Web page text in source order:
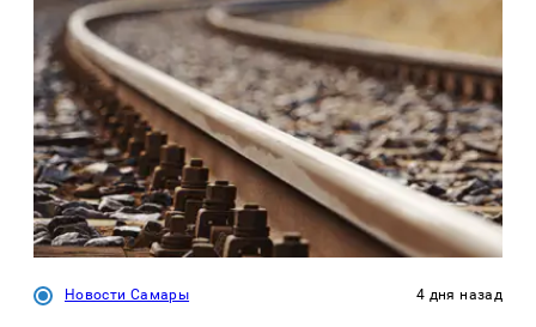
Новости Самары 4 дня назад